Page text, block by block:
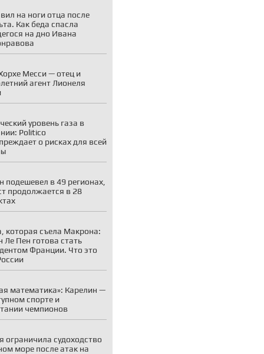
на ноги отца после
Как беда спасла
на дно Ивана
Месси — отец и
агент Лионеля
уровень газа в
Politico
о рисках для всей
подешевел в 49 регионах,
продолжается в 28
которая съела Макрона:
Ле Пен готова стать
Франции. Что это
математика»: Карелин —
спорте и
чемпионов
ограничила судоходство
море после атак на